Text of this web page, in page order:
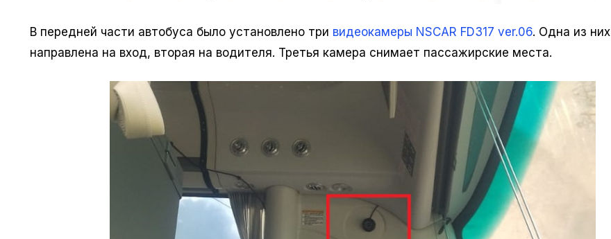
В передней части автобуса было установлено три видеокамеры NSCAR FD317 ver.06. Одна из них
направлена на вход, вторая на водителя. Третья камера снимает пассажирские места.
Цена по запросу